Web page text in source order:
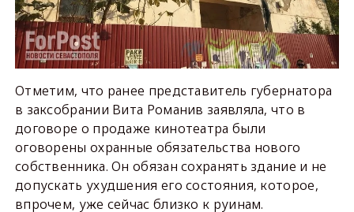
Отметим, что ранее представитель губернатора
в заксобрании Вита Романив заявляла, что в
договоре о продаже кинотеатра были
оговорены охранные обязательства нового
собственника. Он обязан сохранять здание и не
допускать ухудшения его состояния, которое,
впрочем, уже сейчас близко к руинам.